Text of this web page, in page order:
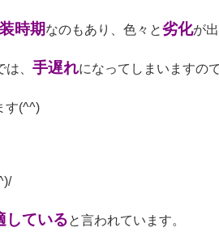
時期なのもあり、色々と劣化が
、 手遅れになってしまいますので
す(^^)
していると言われています。